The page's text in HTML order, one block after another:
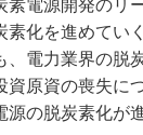
電源開発のリ
化を進めてい
電力業界の脱
原資の喪失に
の脱炭素化が